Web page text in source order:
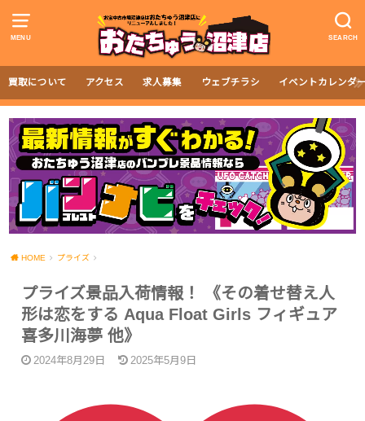
MENU SEARCH
買取について アクセス 求人募集 ウェブチラシ イベントカレンダ
HOME プライズ
プライズ景品入荷情報！ 《その着せ替え人
形は恋をする Aqua Float Girls フィギュア
喜多川海夢 他》
2024年8月29日 2025年5月9日